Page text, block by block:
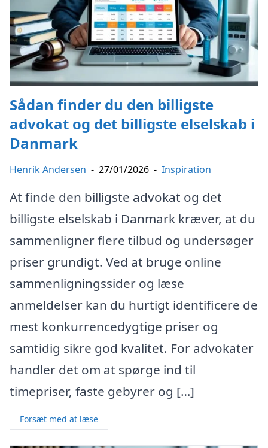
Sådan finder du den billigste
advokat og det billigste elselskab i
Danmark
Henrik Andersen - 27/01/2026 - Inspiration
At finde den billigste advokat og det
billigste elselskab i Danmark kræver, at du
sammenligner flere tilbud og undersøger
priser grundigt. Ved at bruge online
sammenligningssider og læse
anmeldelser kan du hurtigt identificere de
mest konkurrencedygtige priser og
samtidig sikre god kvalitet. For advokater
handler det om at spørge ind til
timepriser, faste gebyrer og […]
Forsæt med at læse